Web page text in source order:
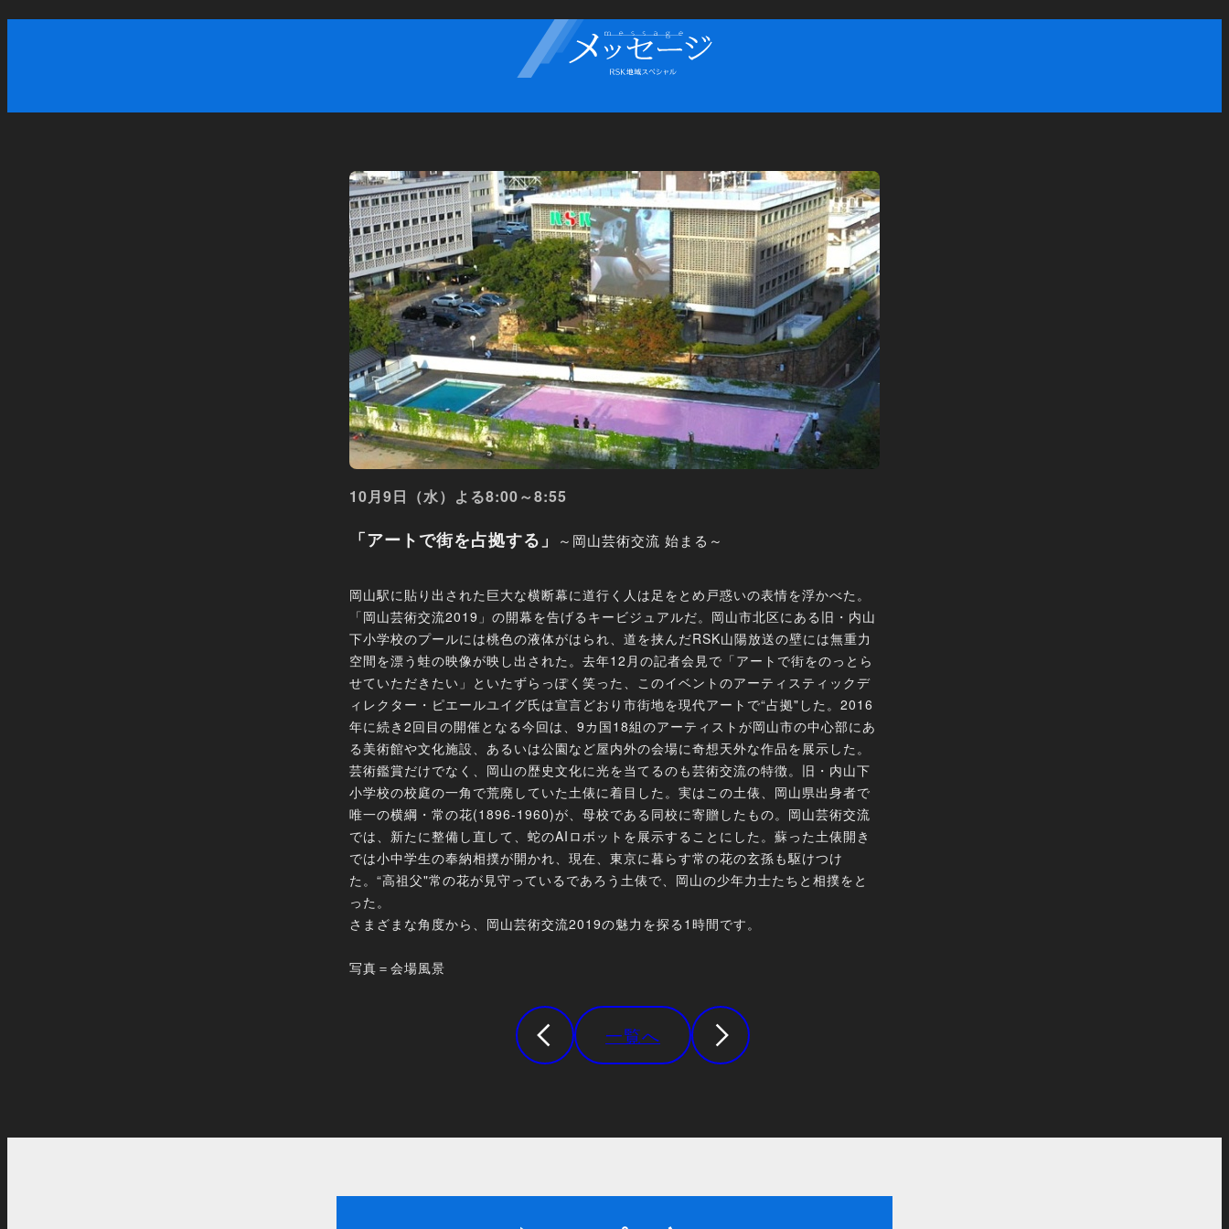
10月9日（水）よる8:00～8:55
「アートで街を占拠する」 ～岡山芸術交流 始まる～
岡山駅に貼り出された巨大な横断幕に道行く人は足をとめ戸惑いの表情を浮かべた。
「岡山芸術交流2019」の開幕を告げるキービジュアルだ。岡山市北区にある旧・内山
下小学校のプールには桃色の液体がはられ、道を挟んだRSK山陽放送の壁には無重力
空間を漂う蛙の映像が映し出された。去年12月の記者会見で「アートで街をのっとら
せていただきたい」といたずらっぽく笑った、このイベントのアーティスティックデ
ィレクター・ピエールユイグ氏は宣言どおり市街地を現代アートで“占拠"した。2016
年に続き2回目の開催となる今回は、9カ国18組のアーティストが岡山市の中心部にあ
る美術館や文化施設、あるいは公園など屋内外の会場に奇想天外な作品を展示した。
芸術鑑賞だけでなく、岡山の歴史文化に光を当てるのも芸術交流の特徴。旧・内山下
小学校の校庭の一角で荒廃していた土俵に着目した。実はこの土俵、岡山県出身者で
唯一の横綱・常の花(1896-1960)が、母校である同校に寄贈したもの。岡山芸術交流
では、新たに整備し直して、蛇のAIロボットを展示することにした。蘇った土俵開き
では小中学生の奉納相撲が開かれ、現在、東京に暮らす常の花の玄孫も駆けつけ
た。“高祖父"常の花が見守っているであろう土俵で、岡山の少年力士たちと相撲をと
った。
さまざまな角度から、岡山芸術交流2019の魅力を探る1時間です。
写真＝会場風景
一覧へ